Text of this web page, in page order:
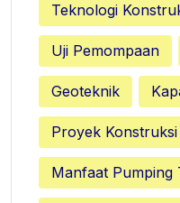
Teknologi
Uji Pemompaan
Geoteknik
Proyek Konstruksi
Manfaat Pumping